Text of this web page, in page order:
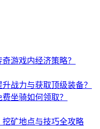
游戏内经济策略？
战力与获取顶级装备？
坐骑如何领取？
矿地点与技巧全攻略